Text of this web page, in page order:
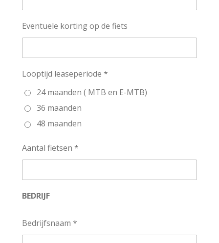
Eventuele korting op de fiets
Looptijd leaseperiode *
24 maanden ( MTB en E-MTB)
36 maanden
48 maanden
Aantal fietsen *
BEDRIJF
Bedrijfsnaam *